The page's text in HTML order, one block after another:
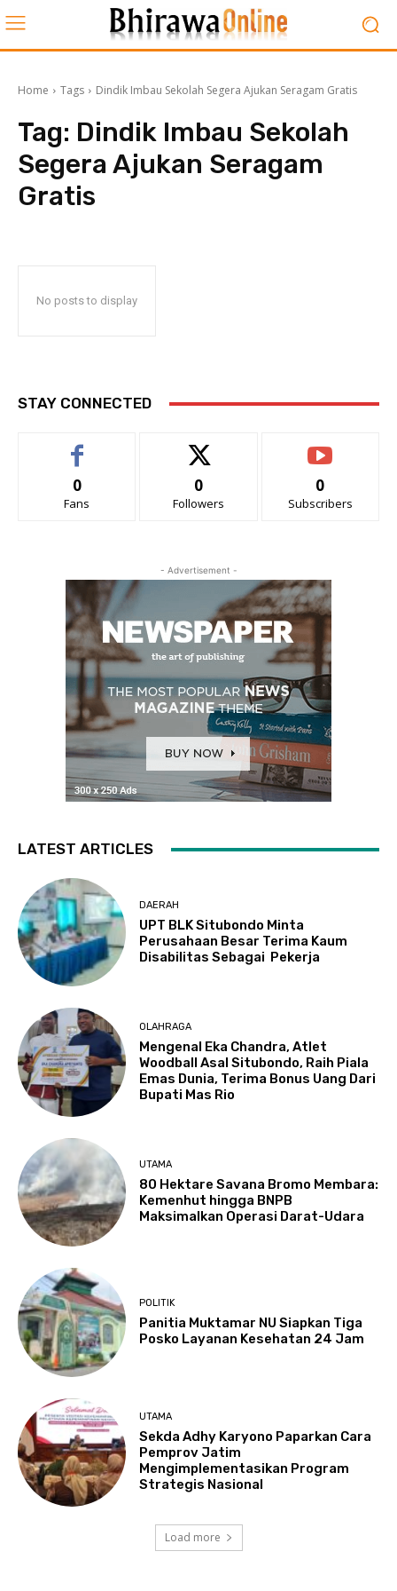
Home Tags Dindik Imbau Sekolah Segera Ajukan Seragam Gratis
Tag: Dindik Imbau Sekolah
Segera Ajukan Seragam
Gratis
No posts to display
STAY CONNECTED
0
Fans
0
Followers
0
Subscribers
- Advertisement -
LATEST ARTICLES
DAERAH
UPT BLK Situbondo Minta
Perusahaan Besar Terima Kaum
Disabilitas Sebagai Pekerja
OLAHRAGA
Mengenal Eka Chandra, Atlet
Woodball Asal Situbondo, Raih Piala
Emas Dunia, Terima Bonus Uang Dari
Bupati Mas Rio
UTAMA
80 Hektare Savana Bromo Membara:
Kemenhut hingga BNPB
Maksimalkan Operasi Darat-Udara
POLITIK
Panitia Muktamar NU Siapkan Tiga
Posko Layanan Kesehatan 24 Jam
UTAMA
Sekda Adhy Karyono Paparkan Cara
Pemprov Jatim
Mengimplementasikan Program
Strategis Nasional
Load more